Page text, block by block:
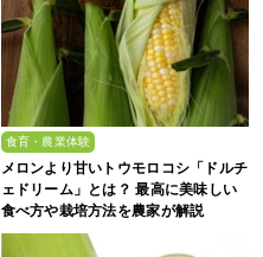
食育・農業体験
メロンより甘いトウモロコシ「ドルチ
ェドリーム」とは？ 最高に美味しい
食べ方や栽培方法を農家が解説